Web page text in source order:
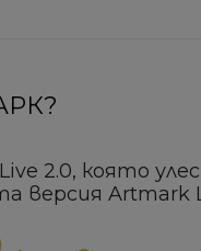
2.0, която
версия Artmark